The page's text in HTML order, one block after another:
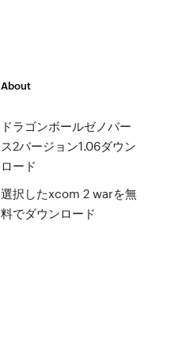
About
ドラゴンボールゼノバー
ス2バージョン1.06ダウン
ロード
選択したxcom 2 warを無
料でダウンロード